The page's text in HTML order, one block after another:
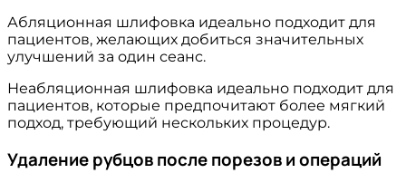
Абляционная шлифовка идеально подходит для
пациентов, желающих добиться значительных
улучшений за один сеанс.
Неабляционная шлифовка идеально подходит для
пациентов, которые предпочитают более мягкий
подход, требующий нескольких процедур.
Удаление рубцов после порезов и операций